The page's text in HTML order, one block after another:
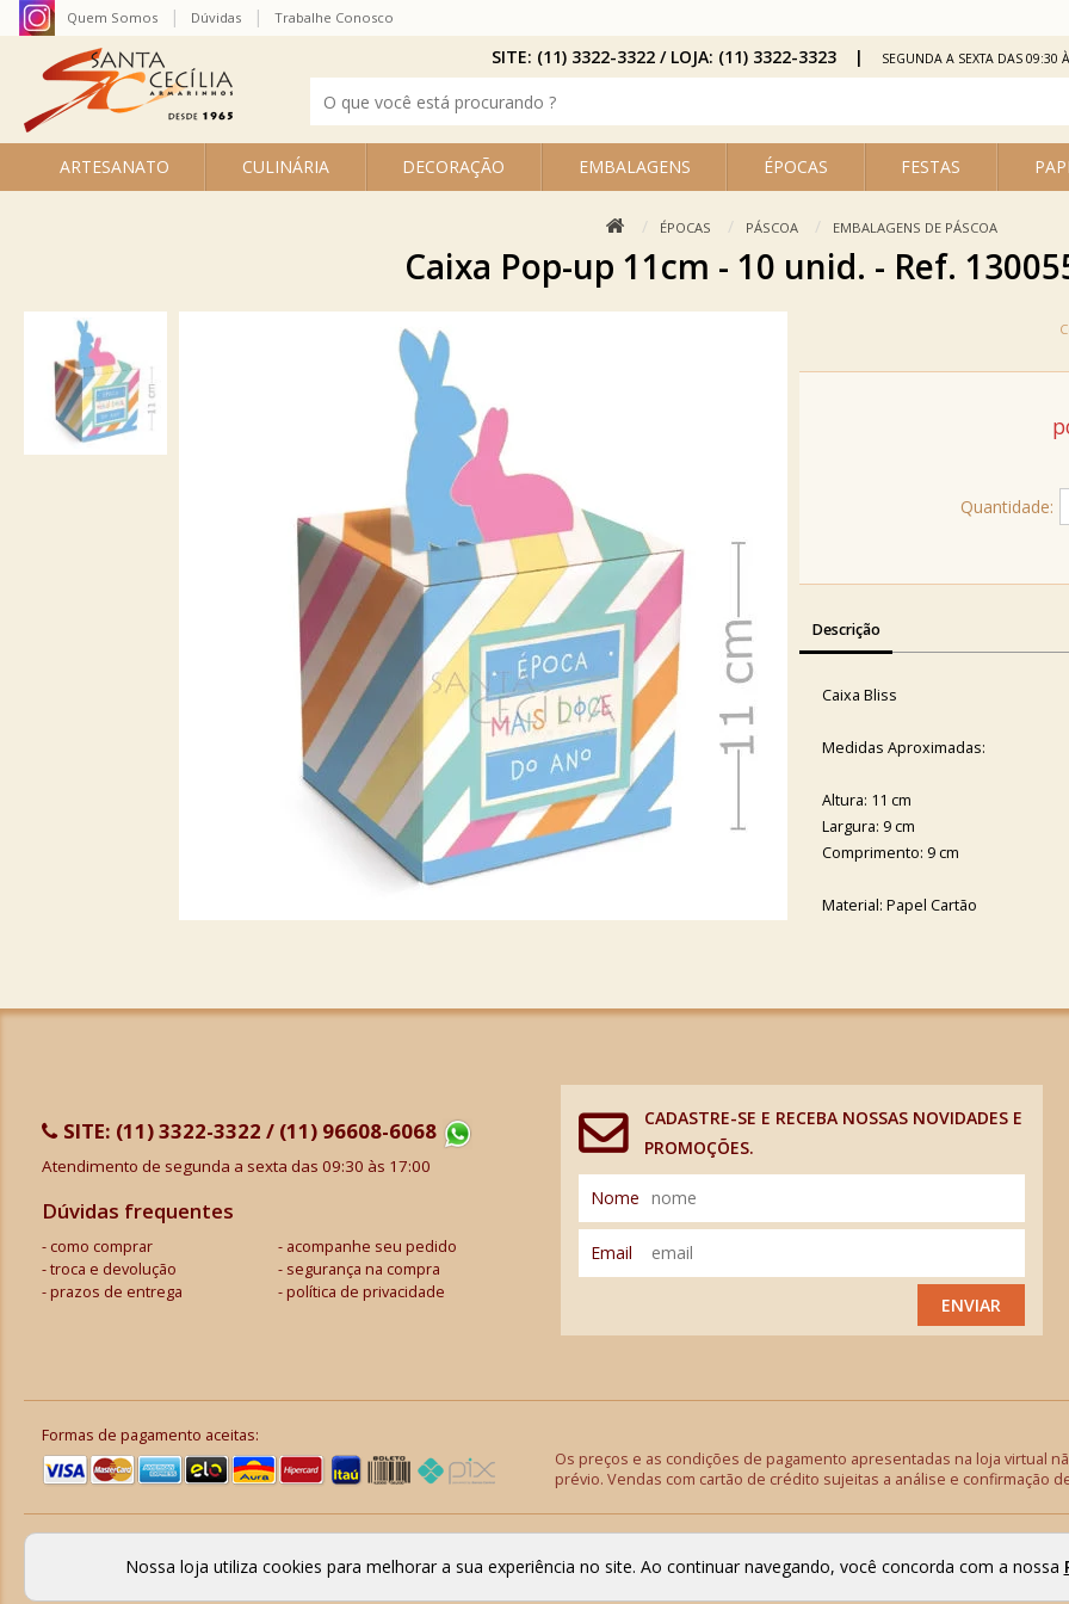
ARTESANATO CULINÁRIA DECORAÇÃO EMBALAGENS ÉPOCAS FESTAS
Quem Somos Dúvidas Trabalhe Conosco
SITE: (11) 3322-3322 / LOJA: (11) 3322-3323 SEGUNDA A SEXTA DAS 09:30
ÉPOCAS PÁSCOA EMBALAGENS DE PÁSCOA
Caixa Pop-up 11cm - 10 unid. - Ref.
Quantidade:
Descrição
Caixa Bliss
Medidas Aproximadas:
Altura: 11 cm
Largura: 9 cm
Comprimento: 9 cm
Material: Papel Cartão
SITE: (11) 3322-3322 / (11) 96608-6068
Atendimento de segunda a sexta das 09:30 às 17:00
Dúvidas frequentes
como comprar
acompanhe seu pedido
troca e devolução
segurança na compra
prazos de entrega
política de privacidade
CADASTRE-SE E RECEBA NOSSAS NOVIDADES E
PROMOÇÕES.
Nome
Email
ENVIAR
Formas de pagamento aceitas:
Os preços e as condições de pagamento apresentadas na loja virtual
prévio. Vendas com cartão de crédito sujeitas a análise e confirmação
Nossa loja utiliza cookies para melhorar a sua experiência no site. Ao continuar navegando, você concorda com a nossa